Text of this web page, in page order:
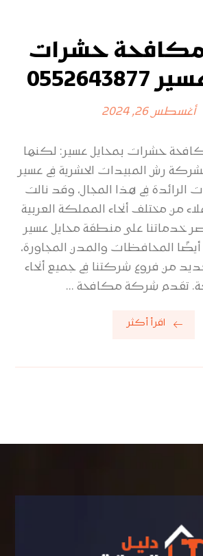
حشرات
أغسطس 26, 2024
حشرات بمحايل عسير: لكنها
رش المبيدات الحشرية في عسير
في هذا المجال، وقد نالت
من مختلف أنحاء المملكة العربية
خدماتنا على منطقة محايل عسير
المحافظات والمدن المجاورة،
من فروع شركتنا في جميع أنحاء
تقدم شركة مكافحة ...
اقرأ أكثر